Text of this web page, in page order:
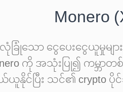
လုံခြုံသော ငွေပေးငွေယူမှု
ကို အသုံးပြု၍ ကမ္
ယ်ယူနိုင်ပြီး သင်၏